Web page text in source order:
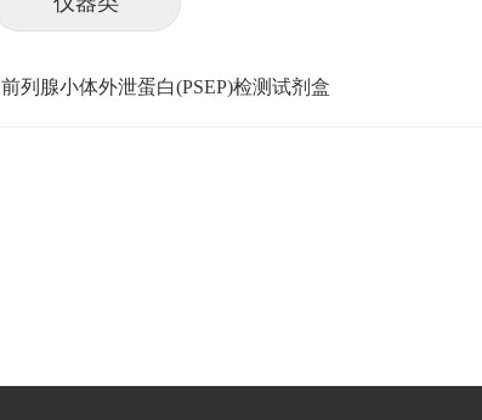
前列腺小体外泄蛋白(PSEP)检测试剂盒